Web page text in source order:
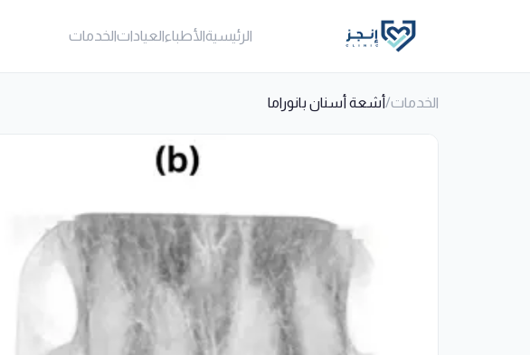
الرئيسيةالأطباءالعياداتالخدمات
الخدمات/أشعة أسنان بانوراما